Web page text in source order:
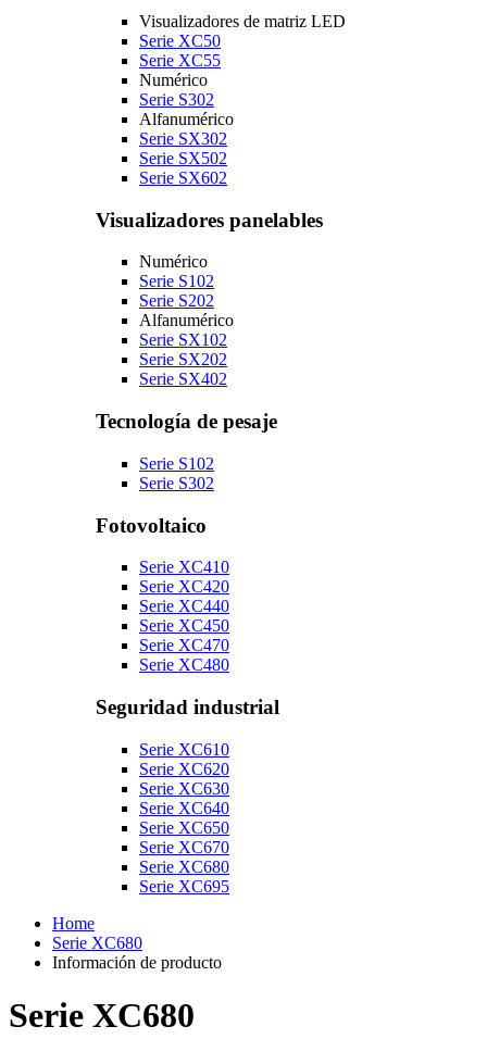
Visualizadores de matriz LED
Serie XC50
Serie XC55
Numérico
Serie S302
Alfanumérico
Serie SX302
Serie SX502
Serie SX602
Visualizadores panelables
Numérico
Serie S102
Serie S202
Alfanumérico
Serie SX102
Serie SX202
Serie SX402
Tecnología de pesaje
Serie S102
Serie S302
Fotovoltaico
Serie XC410
Serie XC420
Serie XC440
Serie XC450
Serie XC470
Serie XC480
Seguridad industrial
Serie XC610
Serie XC620
Serie XC630
Serie XC640
Serie XC650
Serie XC670
Serie XC680
Serie XC695
Home
Serie XC680
Información de producto
Serie XC680